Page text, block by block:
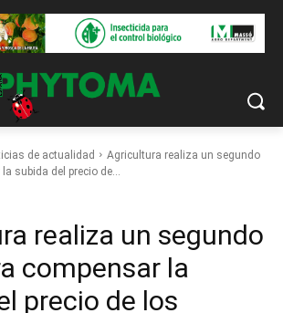
de actualidad
Agricultura realiza un segundo
subida del precio de...
realiza un segundo
compensar la
precio de los